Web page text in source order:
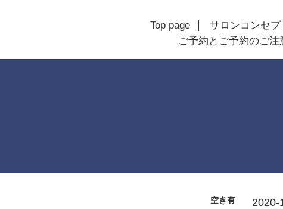
Top page サロンコンセプ
ご予約とご予約のご注
空き有 2020-